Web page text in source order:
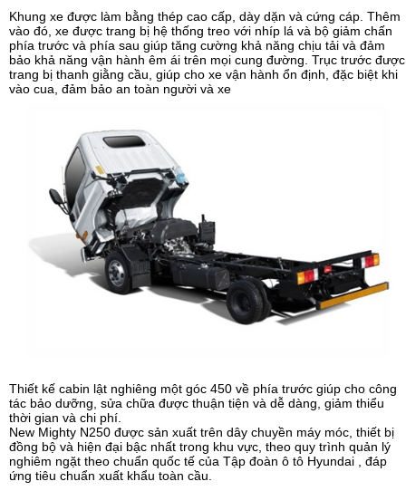
Khung xe được làm bằng thép cao cấp, dày dặn và cứng cáp. Thêm
vào đó, xe được trang bị hệ thống treo với nhíp lá và bộ giảm chấn
phía trước và phía sau giúp tăng cường khả năng chịu tải và đảm
bảo khả năng vận hành êm ái trên mọi cung đường. Trục trước được
trang bị thanh giằng cầu, giúp cho xe vận hành ổn định, đặc biệt khi
vào cua, đảm bảo an toàn người và xe
Thiết kế cabin lật nghiêng một góc 450 về phía trước giúp cho công
tác bảo dưỡng, sửa chữa được thuận tiện và dễ dàng, giảm thiểu
thời gian và chi phí.
New Mighty N250 được sản xuất trên dây chuyền máy móc, thiết bị
đồng bộ và hiện đại bậc nhất trong khu vực, theo quy trình quản lý
nghiêm ngặt theo chuẩn quốc tế của Tập đoàn ô tô Hyundai , đáp
ứng tiêu chuẩn xuất khẩu toàn cầu.